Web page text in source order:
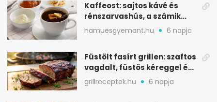
Kaffeost: sajtos kávé és
rénszarvashús, a számik
melegítő itala
hamuesgyemant.hu 6 napja
Füstölt fasírt grillen: szaftos
vagdalt, füstös kéreggel és
BBQ mázzal
grillreceptek.hu 6 napja